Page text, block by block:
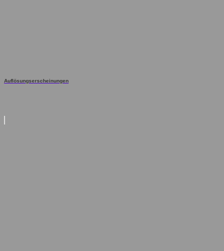
Auflösungserscheinungen